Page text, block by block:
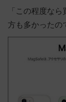
「この程度な
方も多かったの